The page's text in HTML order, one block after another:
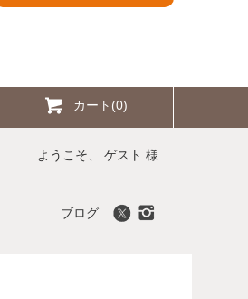
カート(0)
ようこそ、 ゲスト 様
ブログ